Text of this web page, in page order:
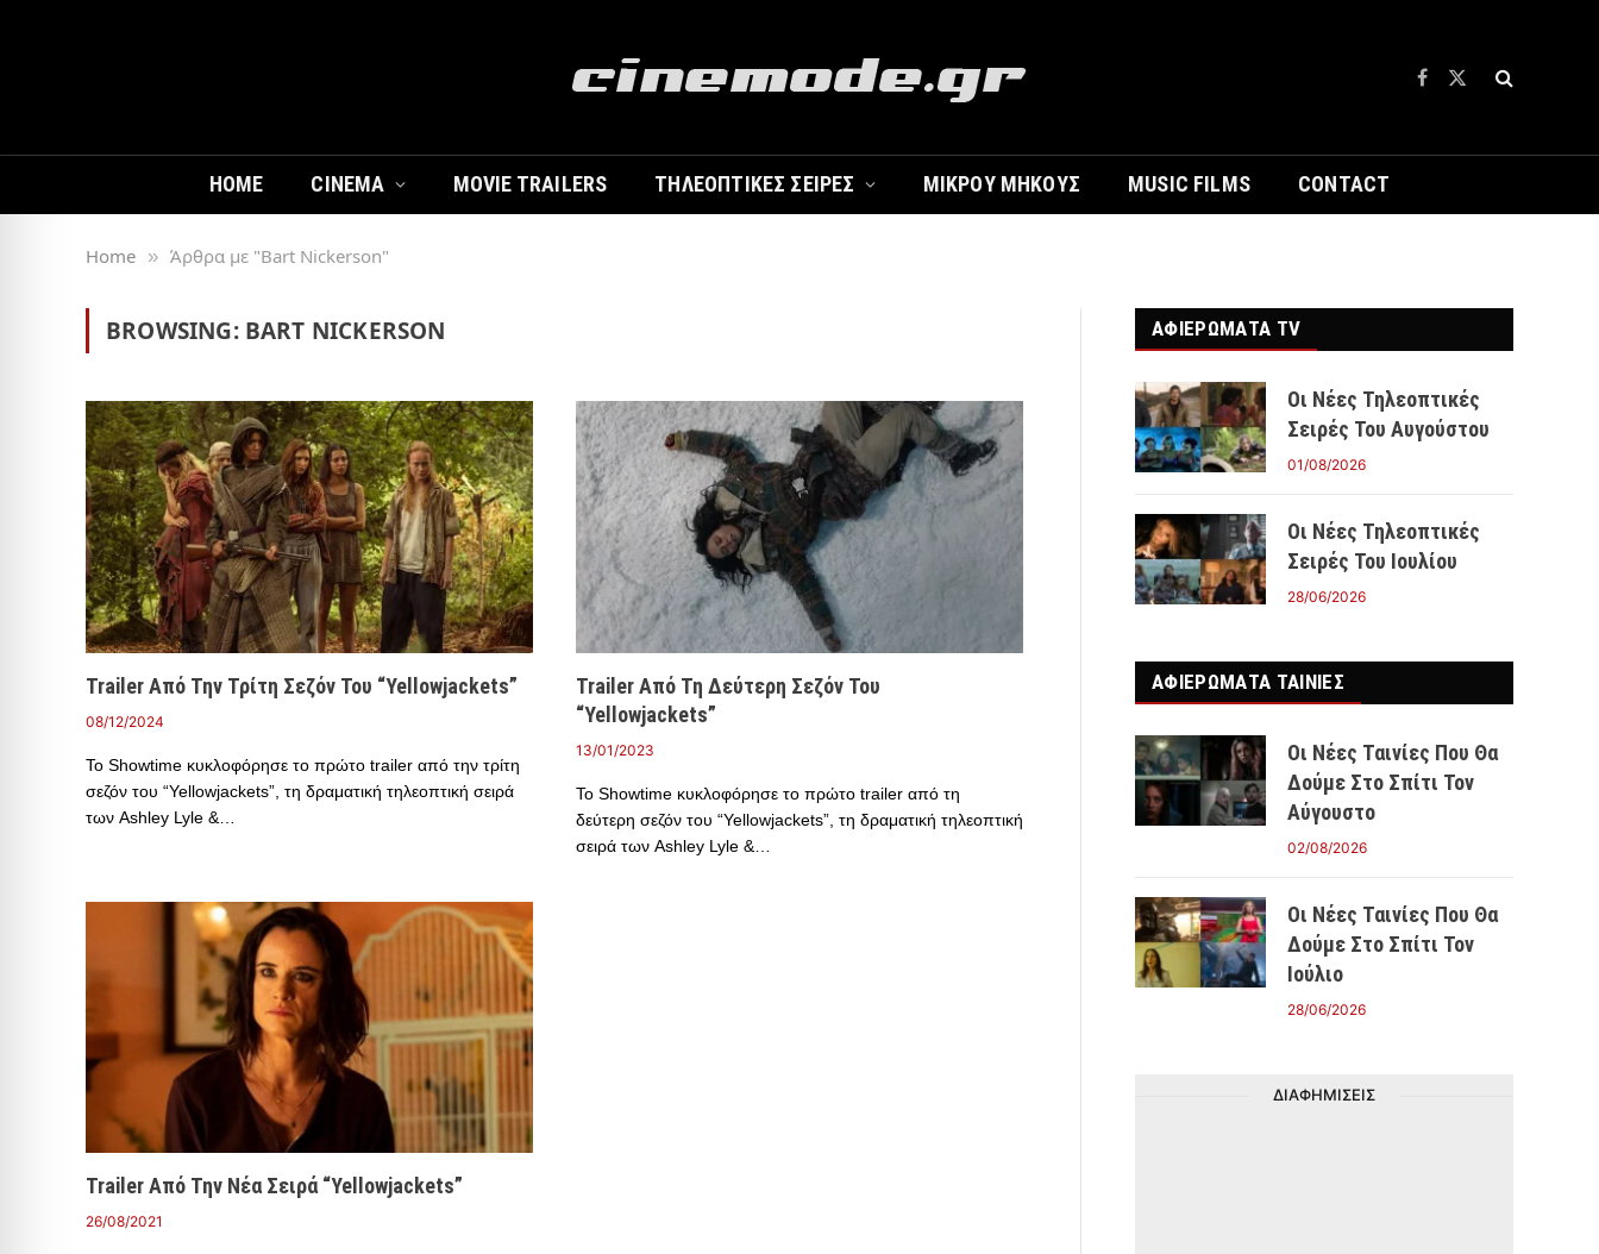
Facebook
X
HOME CINEMA MOVIE TRAILERS ΤΗΛΕΟΠΤΙΚΈΣ ΣΕΙΡΈΣ ΜΙΚΡΟΎ ΜΉΚΟΥΣ MUSIC FILMS CONTACT
Home » Άρθρα με "Bart Nickerson"
BROWSING: BART NICKERSON
Trailer Από Την Τρίτη Σεζόν Του “Yellowjackets”
08/12/2024
Το Showtime κυκλοφόρησε το πρώτο trailer από την τρίτη
σεζόν του “Yellowjackets”, τη δραματική τηλεοπτική σειρά
των Ashley Lyle &…
Trailer Από Τη Δεύτερη Σεζόν Του
“Yellowjackets”
13/01/2023
Το Showtime κυκλοφόρησε το πρώτο trailer από τη
δεύτερη σεζόν του “Yellowjackets”, τη δραματική τηλεοπτική
σειρά των Ashley Lyle &…
Trailer Από Την Νέα Σειρά “Yellowjackets”
26/08/2021
ΑΦΙΕΡΩΜΑΤΑ TV
Οι Νέες Τηλεοπτικές
Σειρές Του Αυγούστου
01/08/2026
Οι Νέες Τηλεοπτικές
Σειρές Του Ιουλίου
28/06/2026
ΑΦΙΕΡΩΜΑΤΑ ΤΑΙΝΊΕΣ
Οι Νέες Ταινίες Που Θα
Δούμε Στο Σπίτι Τον
Αύγουστο
02/08/2026
Οι Νέες Ταινίες Που Θα
Δούμε Στο Σπίτι Τον
Ιούλιο
28/06/2026
ΔΙΑΦΗΜΙΣΕΙΣ